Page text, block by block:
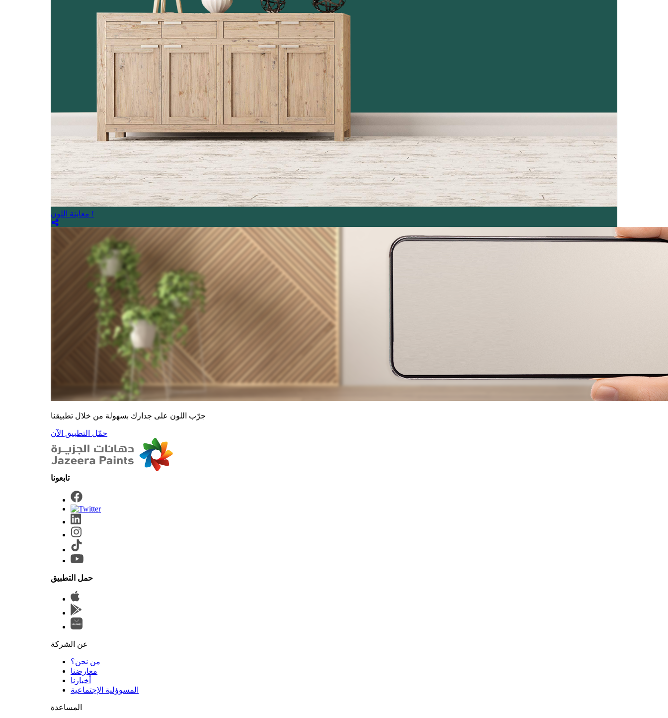
معاينة اللون !
جرّب اللون على جدارك بسهولة من خلال تطبيقنا
حمّل التطبيق الآن
حمل التطبيق
عن الشركة
من نحن؟
المسوؤلية الإجتماعية